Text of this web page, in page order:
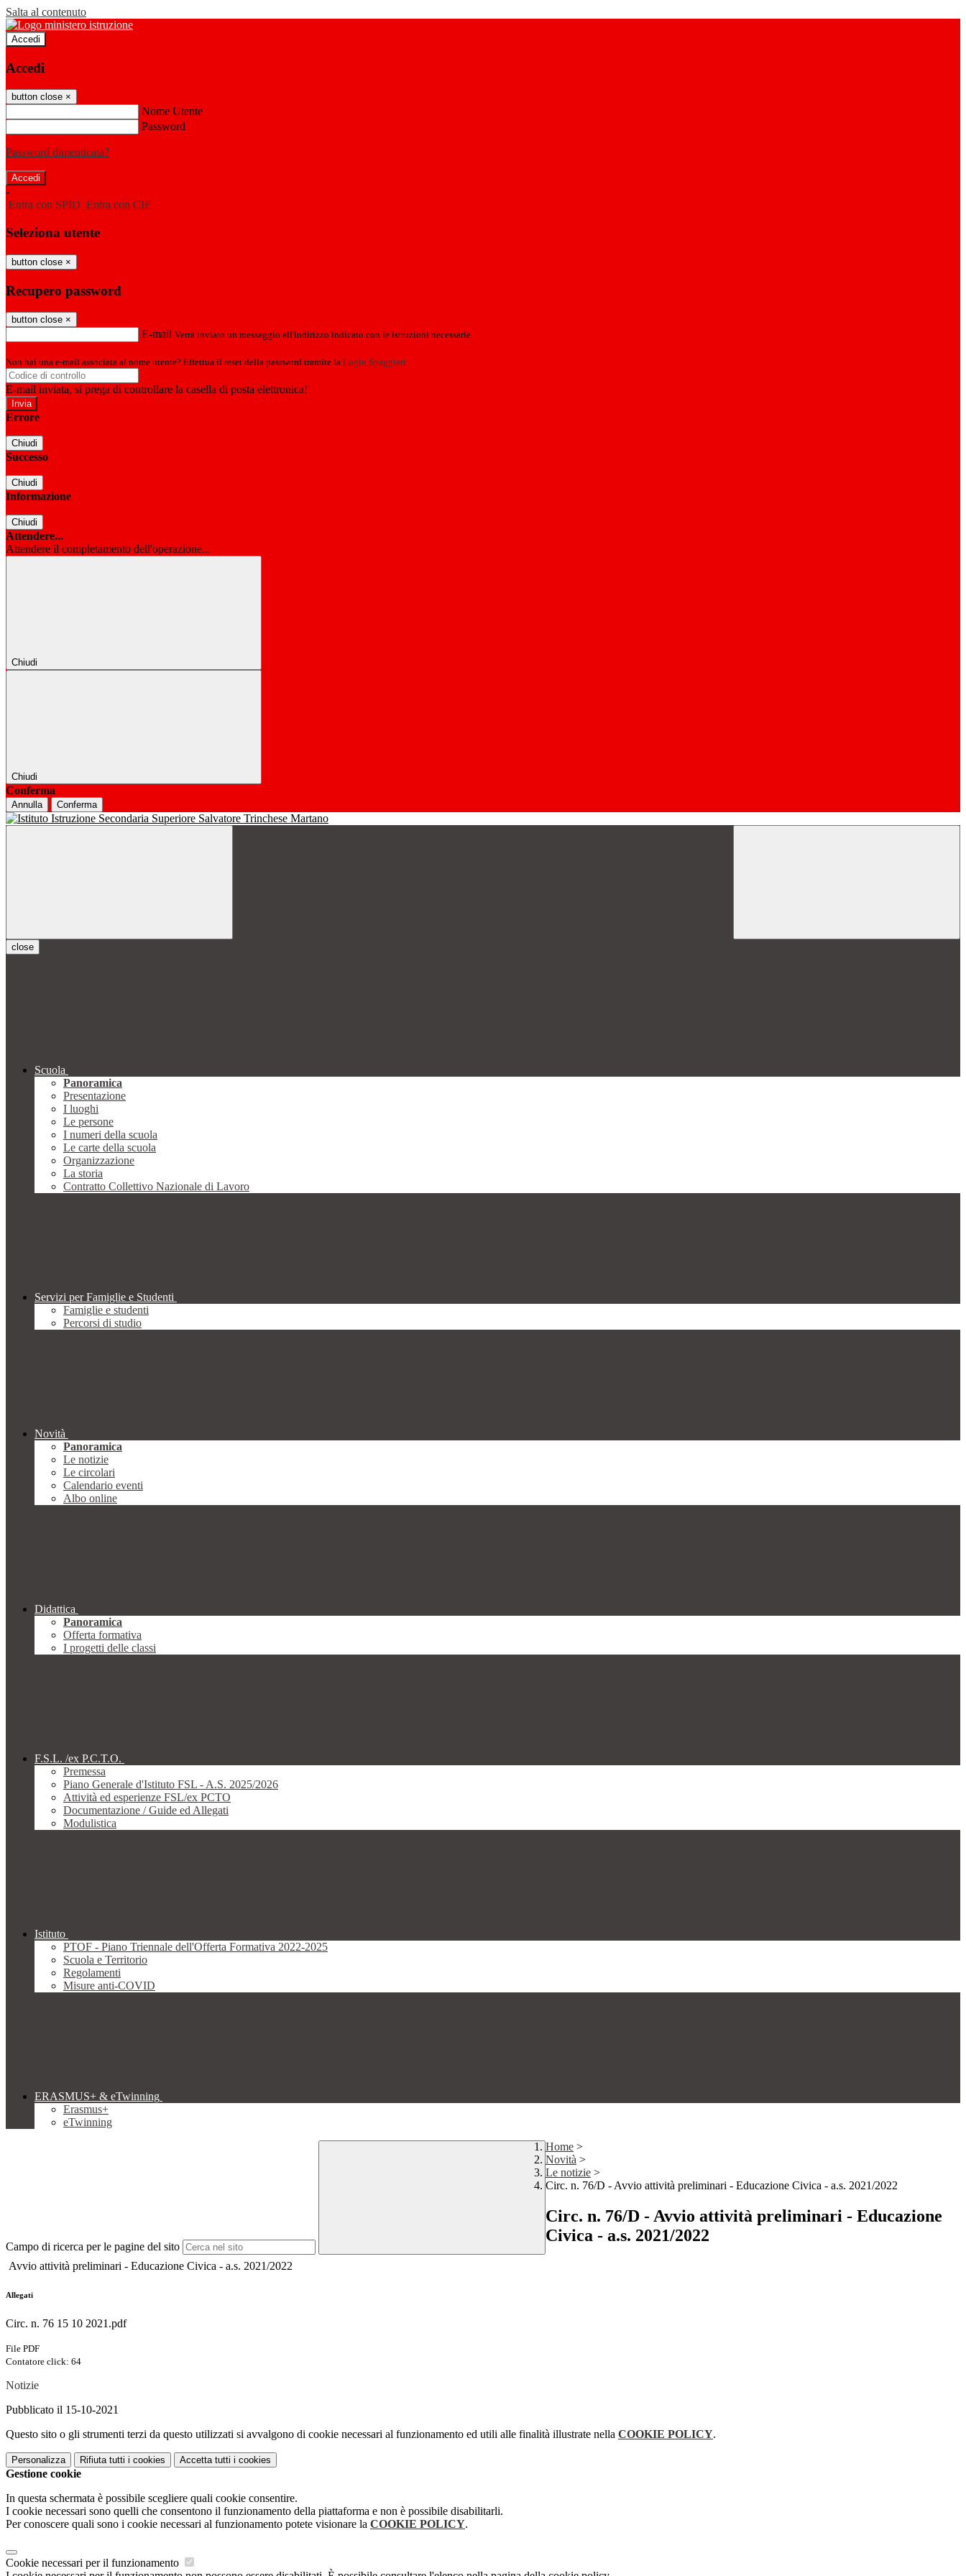
Salta al contenuto
Accedi
Accedi
button close ×
Nome Utente
Password
Password dimenticata?
-
Entra con SPID Entra con CIE
Seleziona utente
button close ×
Recupero password
button close ×
E-mail Verrà inviato un messaggio all'indirizzo indicato con le istruzioni necessarie.
Non hai una e-mail associata al nome utente? Effettua il reset della password tramite la Login Spaggiari
E-mail inviata, si prega di controllare la casella di posta elettronica!
Errore
Chiudi
Successo
Chiudi
Informazione
Chiudi
Attendere...
Attendere il completamento dell'operazione...
Chiudi
Chiudi
Conferma
Annulla Conferma
close
Scuola
Panoramica
Presentazione
I luoghi
Le persone
I numeri della scuola
Le carte della scuola
Organizzazione
La storia
Contratto Collettivo Nazionale di Lavoro
Servizi per Famiglie e Studenti
Famiglie e studenti
Percorsi di studio
Novità
Panoramica
Le notizie
Le circolari
Calendario eventi
Albo online
Didattica
Panoramica
Offerta formativa
I progetti delle classi
F.S.L. /ex P.C.T.O.
Premessa
Piano Generale d'Istituto FSL - A.S. 2025/2026
Attività ed esperienze FSL/ex PCTO
Documentazione / Guide ed Allegati
Modulistica
Istituto
PTOF - Piano Triennale dell'Offerta Formativa 2022-2025
Scuola e Territorio
Regolamenti
Misure anti-COVID
ERASMUS+ & eTwinning
Erasmus+
eTwinning
Campo di ricerca per le pagine del sito
Home >
Novità >
Le notizie >
Circ. n. 76/D - Avvio attività preliminari - Educazione Civica - a.s. 2021/2022
Circ. n. 76/D - Avvio attività preliminari - Educazione
Civica - a.s. 2021/2022
Avvio attività preliminari - Educazione Civica - a.s. 2021/2022
Allegati
Circ. n. 76 15 10 2021.pdf
File PDF
Contatore click: 64
Notizie
Pubblicato il 15-10-2021
Questo sito o gli strumenti terzi da questo utilizzati si avvalgono di cookie necessari al funzionamento ed utili alle finalità illustrate nella COOKIE POLICY.
Personalizza Rifiuta tutti i cookies Accetta tutti i cookies
Gestione cookie
In questa schermata è possibile scegliere quali cookie consentire.
I cookie necessari sono quelli che consentono il funzionamento della piattaforma e non è possibile disabilitarli.
Per conoscere quali sono i cookie necessari al funzionamento potete visionare la COOKIE POLICY.
Cookie necessari per il funzionamento